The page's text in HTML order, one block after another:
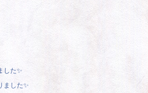
した✨
ました✨